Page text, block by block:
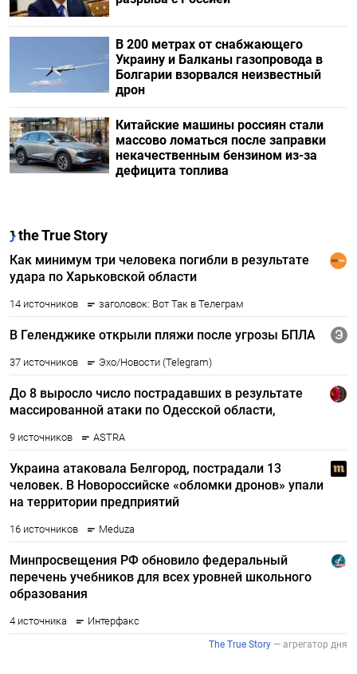
В 200 метрах от снабжающего
Украину и Балканы газопровода в
Болгарии взорвался неизвестный
дрон
Китайские машины россиян стали
массово ломаться после заправки
некачественным бензином из-за
дефицита топлива